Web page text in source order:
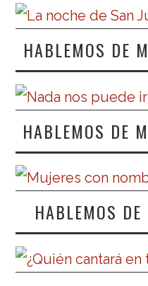
HABLEMOS DE
HABLEMOS DE
HABLEMOS